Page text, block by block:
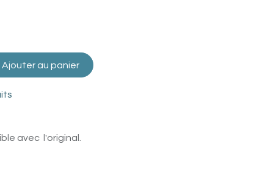
Ajouter au panier
avec l'original.